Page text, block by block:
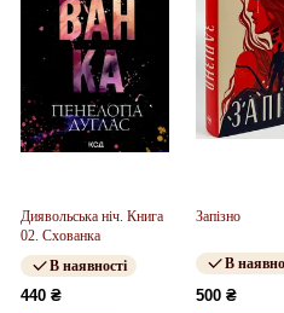
Диявольська ніч. Книга
02. Схованка
В наявності
440 ₴
Запізно
В
500 ₴